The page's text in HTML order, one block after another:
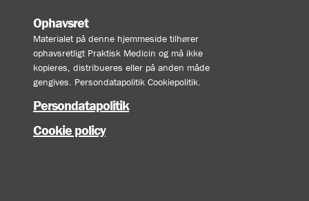
Ophavsret
Materialet på denne hjemmeside tilhører
ophavsretligt Praktisk Medicin og må ikke
kopieres, distribueres eller på anden måde
gengives. Persondatapolitik Cookiepolitik.
Persondatapolitik
Cookie policy